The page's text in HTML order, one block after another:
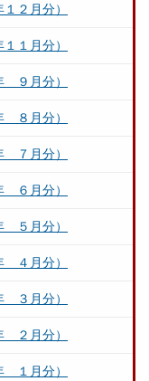
２月分）
１月分）
９月分）
８月分）
７月分）
６月分）
５月分）
４月分）
３月分）
２月分）
１月分）